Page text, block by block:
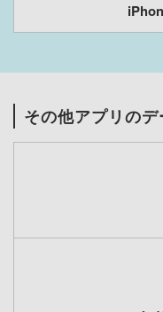
その他アプリの